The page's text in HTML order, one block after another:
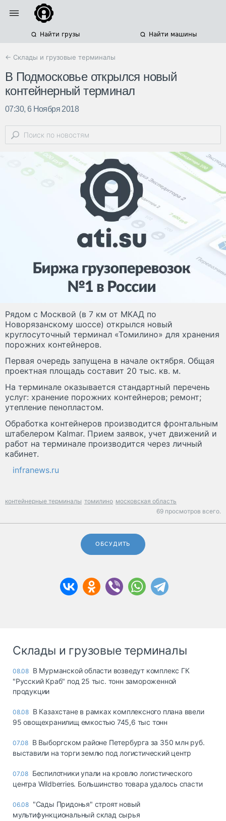
Найти грузы Найти машины
← Склады и грузовые терминалы
В Подмосковье открылся новый
контейнерный терминал
07:30, 6 Ноября 2018
Рядом с Москвой (в 7 км от МКАД по
Новорязанскому шоссе) открылся новый
круглосуточный терминал «Томилино» для хранения
порожних контейнеров.
Первая очередь запущена в начале октября. Общая
проектная площадь составит 20 тыс. кв. м.
На терминале оказывается стандартный перечень
услуг: хранение порожних контейнеров; ремонт;
утепление пенопластом.
Обработка контейнеров производится фронтальным
штабелером Kalmar. Прием заявок, учет движений и
работ на терминале производится через личный
кабинет.
infranews.ru
контейнерные терминалы томилино московская область
69 просмотров всего.
ОБСУДИТЬ
Склады и грузовые терминалы
08.08 В Мурманской области возведут комплекс ГК
"Русский Краб" под 25 тыс. тонн замороженной
продукции
08.08 В Казахстане в рамках комплексного плана ввели
95 овощехранилищ емкостью 745,6 тыс тонн
07.08 В Выборгском районе Петербурга за 350 млн руб.
выставили на торги землю под логистический центр
07.08 Беспилотники упали на кровлю логистического
центра Wildberries. Большинство товара удалось спасти
06.08 "Сады Придонья" строят новый
мультифункциональный склад сырья